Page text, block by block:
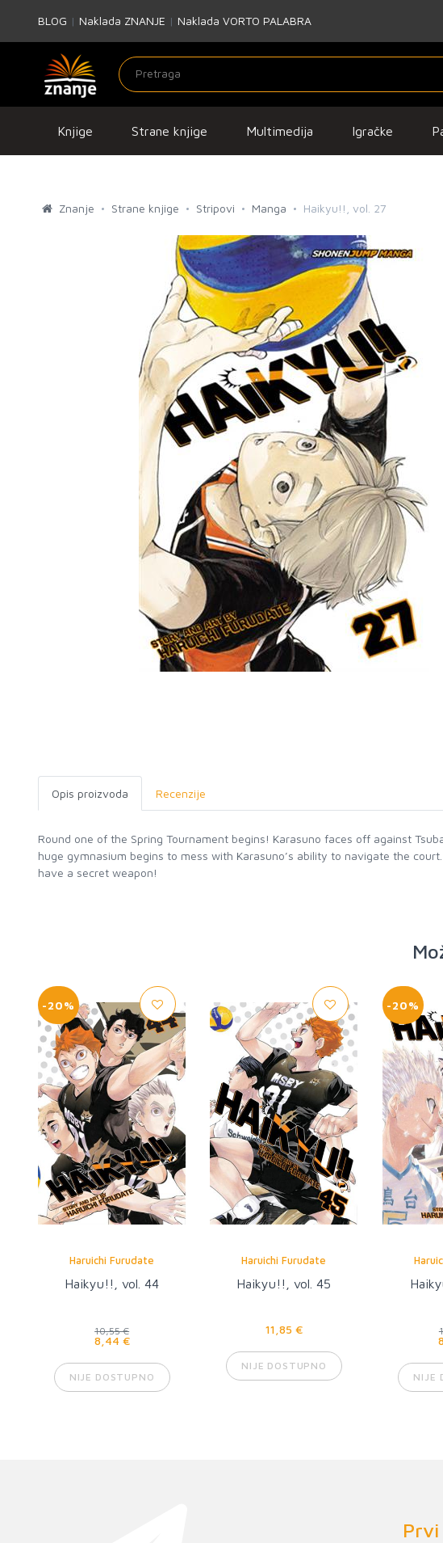
BLOG | Naklada ZNANJE | Naklada VORTO PALABRA
Knjige Strane knjige Multimedija Igračke
Znanje Strane knjige Stripovi Manga Haikyu!!, vol. 27
Opis proizvoda Recenzije
Round one of the Spring Tournament begins! Karasuno faces off against
huge gymnasium begins to mess with Karasuno’s ability to navigate the
have a secret weapon!
-20%
Haruichi Furudate
Haikyu!!, vol. 44
10,55 €
8,44 €
NIJE DOSTUPNO
Haruichi Furudate
Haikyu!!, vol. 45
11,85 €
NIJE DOSTUPNO
-20%
NIJE
Prvi